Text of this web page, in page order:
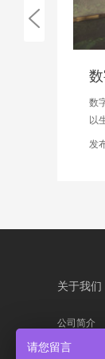
关于我们
公司简介
企业文化
请您留言